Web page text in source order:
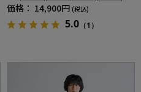
価格： 14,900円 (税込)
5.0 （1）